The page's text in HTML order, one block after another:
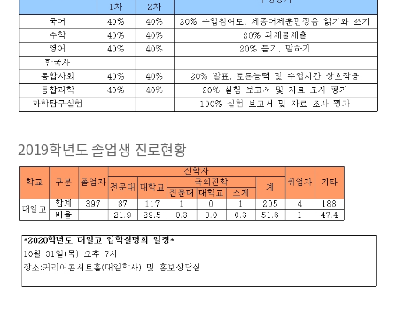
2019학년도 졸업생 진로현황